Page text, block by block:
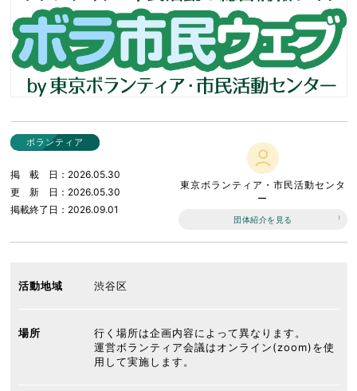
ボランティア
掲載日
2026.05.30
更新日
2026.05.30
掲載終了日
2026.09.01
東京ボランティア・市民活動センタ
ー
団体紹介を見る
活動地域 渋谷区
場所
行く場所は企画内容によって異なります。
運営ボランティア会議はオンライン(zoom)を使
用して実施します。